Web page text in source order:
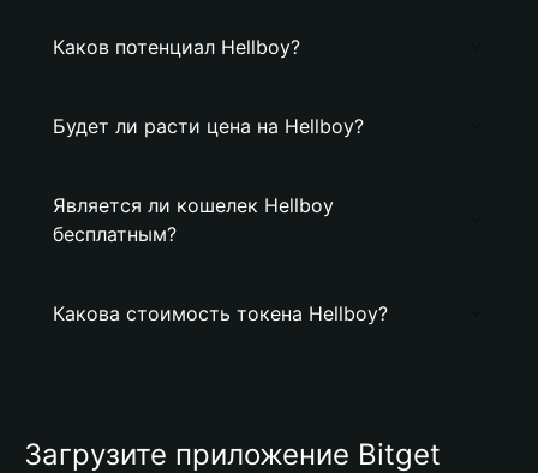
Каков потенциал Hellboy?
Будет ли расти цена на Hellboy?
Является ли кошелек Hellboy
бесплатным?
Какова стоимость токена Hellboy?
Загрузите приложение Bitget